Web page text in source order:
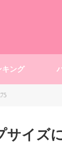
キング
サイズ